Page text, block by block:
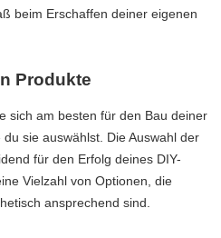
beim Erschaffen deiner eigenen
Produkte
sich am besten für den Bau deiner
sie auswählst. Die Auswahl der
für den Erfolg deines DIY-
Vielzahl von Optionen, die
ansprechend sind.